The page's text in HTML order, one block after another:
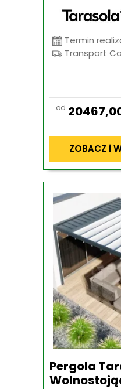
Termin
Transport
od
ZOBACZ i
Pergola